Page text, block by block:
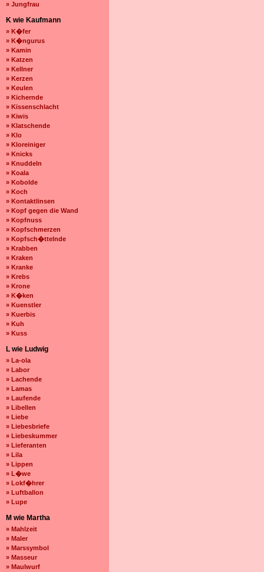
» Jungfrau
K wie Kaufmann
» K�fer
» K�ngurus
» Kamin
» Katzen
» Kellner
» Kerzen
» Keulen
» Kichernde
» Kissenschlacht
» Kiwis
» Klatschende
» Klo
» Kloreiniger
» Knicks
» Knuddeln
» Koala
» Kobolde
» Koch
» Kontaktlinsen
» Kopf gegen die Wand
» Kopfnuss
» Kopfschmerzen
» Kopfsch�ttelnde
» Krabben
» Kraken
» Kranke
» Krebs
» Krone
» K�ken
» Kuenstler
» Kuerbis
» Kuh
» Kuss
L wie Ludwig
» La-ola
» Labor
» Lachende
» Lamas
» Laufende
» Libellen
» Liebe
» Liebesbriefe
» Liebeskummer
» Lieferanten
» Lila
» Lippen
» L�we
» Lokf�hrer
» Luftballon
» Lupe
M wie Martha
» Mahlzeit
» Maler
» Marssymbol
» Masseur
» Maulwurf